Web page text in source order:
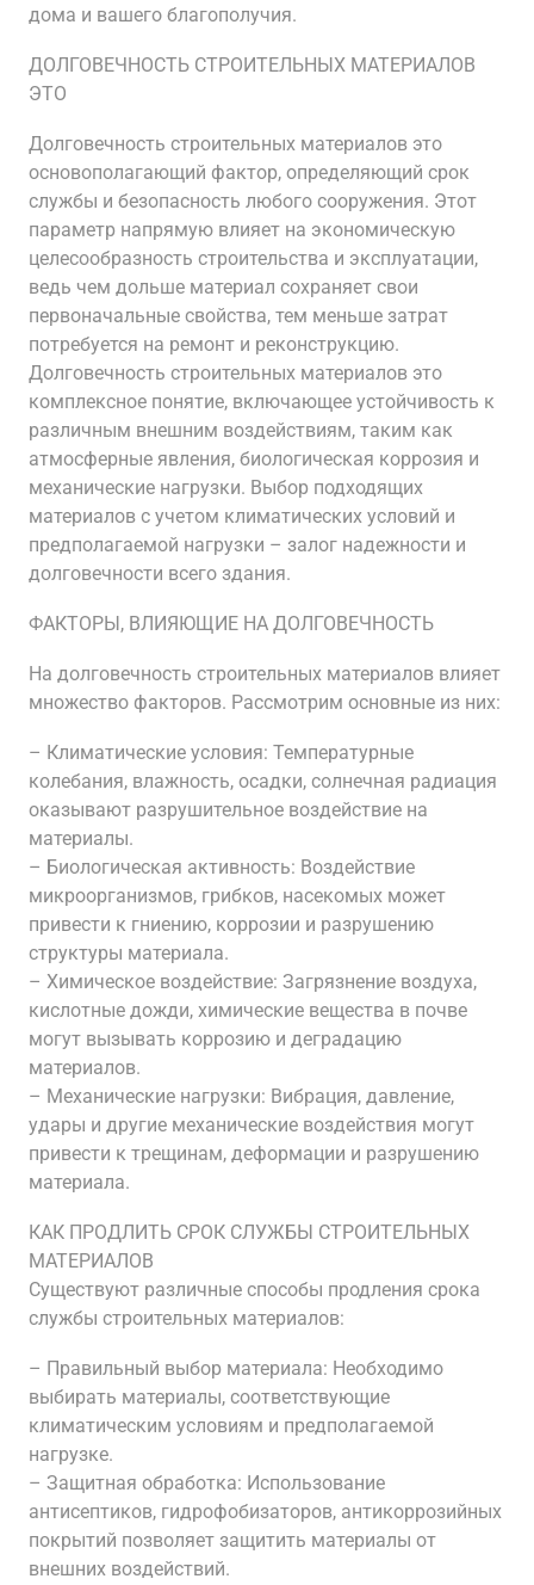
дома и вашего благополучия.
ДОЛГОВЕЧНОСТЬ СТРОИТЕЛЬНЫХ МАТЕРИАЛОВ
ЭТО
Долговечность строительных материалов это
основополагающий фактор, определяющий срок
службы и безопасность любого сооружения. Этот
параметр напрямую влияет на экономическую
целесообразность строительства и эксплуатации,
ведь чем дольше материал сохраняет свои
первоначальные свойства, тем меньше затрат
потребуется на ремонт и реконструкцию.
Долговечность строительных материалов это
комплексное понятие, включающее устойчивость к
различным внешним воздействиям, таким как
атмосферные явления, биологическая коррозия и
механические нагрузки. Выбор подходящих
материалов с учетом климатических условий и
предполагаемой нагрузки – залог надежности и
долговечности всего здания.
ФАКТОРЫ, ВЛИЯЮЩИЕ НА ДОЛГОВЕЧНОСТЬ
На долговечность строительных материалов влияет
множество факторов. Рассмотрим основные из них:
– Климатические условия: Температурные
колебания, влажность, осадки, солнечная радиация
оказывают разрушительное воздействие на
материалы.
– Биологическая активность: Воздействие
микроорганизмов, грибков, насекомых может
привести к гниению, коррозии и разрушению
структуры материала.
– Химическое воздействие: Загрязнение воздуха,
кислотные дожди, химические вещества в почве
могут вызывать коррозию и деградацию
материалов.
– Механические нагрузки: Вибрация, давление,
удары и другие механические воздействия могут
привести к трещинам, деформации и разрушению
материала.
КАК ПРОДЛИТЬ СРОК СЛУЖБЫ СТРОИТЕЛЬНЫХ
МАТЕРИАЛОВ
Существуют различные способы продления срока
службы строительных материалов:
– Правильный выбор материала: Необходимо
выбирать материалы, соответствующие
климатическим условиям и предполагаемой
нагрузке.
– Защитная обработка: Использование
антисептиков, гидрофобизаторов, антикоррозийных
покрытий позволяет защитить материалы от
внешних воздействий.